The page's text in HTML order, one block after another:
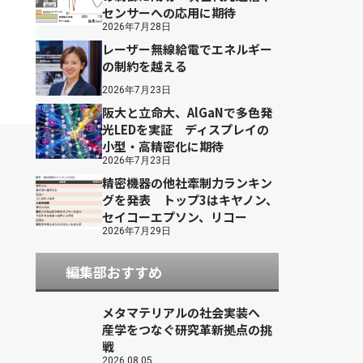
センサーへの応用に期待
2026年7月28日
レーザー無線給電でエネルギー
の制約を越える
2026年7月23日
阪大と立命大、AlGaNで多色発
光LEDを実証 ディスプレイの
小型・高精密化に期待
2026年7月23日
精密機器の他社牽制力ランキン
グを発表 トップ3はキヤノン、
セイコーエプソン、リコー
2026年7月29日
編集部おすすめ
メタマテリアルの社会実装へ
産学をつなぐ研究革新拠点の挑
戦
2026.08.05